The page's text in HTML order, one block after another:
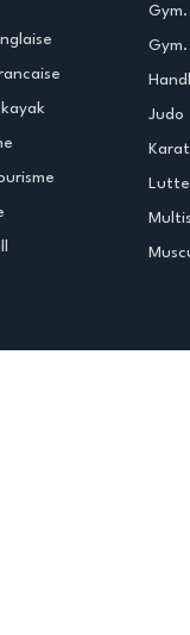
Judo
Lutte